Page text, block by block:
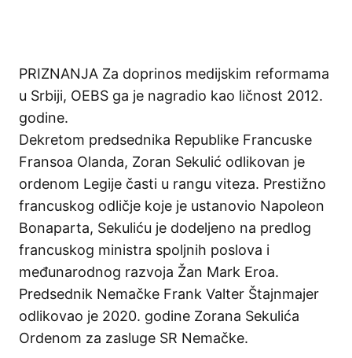
PRIZNANJA Za doprinos medijskim reformama
u Srbiji, OEBS ga je nagradio kao ličnost 2012.
godine.
Dekretom predsednika Republike Francuske
Fransoa Olanda, Zoran Sekulić odlikovan je
ordenom Legije časti u rangu viteza. Prestižno
francuskog odličje koje je ustanovio Napoleon
Bonaparta, Sekuliću je dodeljeno na predlog
francuskog ministra spoljnih poslova i
međunarodnog razvoja Žan Mark Eroa.
Predsednik Nemačke Frank Valter Štajnmajer
odlikovao je 2020. godine Zorana Sekulića
Ordenom za zasluge SR Nemačke.